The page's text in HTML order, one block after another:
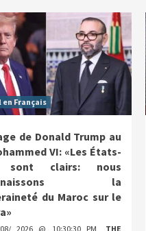
en Français
de Donald Trump au
VI: «Les États-
sont clairs: nous
la
du Maroc sur le
2026 @ 10:30:30 PM THE